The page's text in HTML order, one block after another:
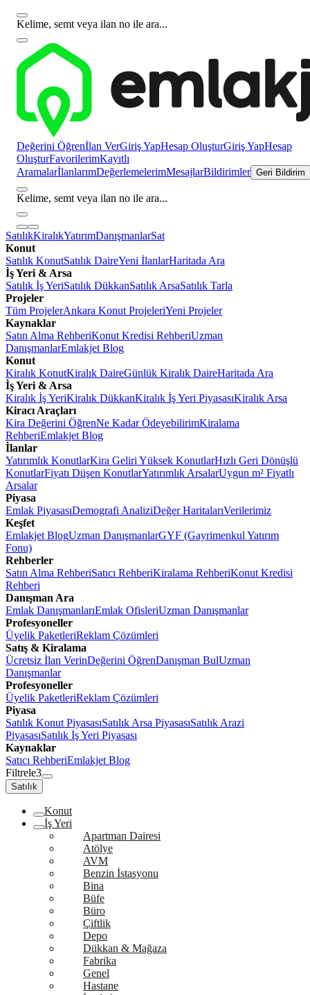
Kelime, semt veya ilan no ile ara...
Değerini Öğrenİlan VerGiriş YapHesap OluşturGiriş YapHesap
OluşturFavorilerimKayıtlı
AramalarİlanlarımDeğerlemelerimMesajlarBildirimler Geri Bildirim
Kelime, semt veya ilan no ile ara...
SatılıkKiralıkYatırımDanışmanlarSat
Konut
Satılık KonutSatılık DaireYeni İlanlarHaritada Ara
İş Yeri & Arsa
Satılık İş YeriSatılık DükkanSatılık ArsaSatılık Tarla
Projeler
Tüm ProjelerAnkara Konut ProjeleriYeni Projeler
Kaynaklar
Satın Alma RehberiKonut Kredisi RehberiUzman
DanışmanlarEmlakjet Blog
Konut
Kiralık KonutKiralık DaireGünlük Kiralık DaireHaritada Ara
İş Yeri & Arsa
Kiralık İş YeriKiralık DükkanKiralık İş Yeri PiyasasıKiralık Arsa
Kiracı Araçları
Kira Değerini ÖğrenNe Kadar ÖdeyebilirimKiralama
RehberiEmlakjet Blog
İlanlar
Yatırımlık KonutlarKira Geliri Yüksek KonutlarHızlı Geri Dönüşlü
KonutlarFiyatı Düşen KonutlarYatırımlık ArsalarUygun m² Fiyatlı
Arsalar
Piyasa
Emlak PiyasasıDemografi AnaliziDeğer HaritalarıVerilerimiz
Keşfet
Emlakjet BlogUzman DanışmanlarGYF (Gayrimenkul Yatırım
Fonu)
Rehberler
Satın Alma RehberiSatıcı RehberiKiralama RehberiKonut Kredisi
Rehberi
Danışman Ara
Emlak DanışmanlarıEmlak OfisleriUzman Danışmanlar
Profesyoneller
Üyelik PaketleriReklam Çözümleri
Satış & Kiralama
Ücretsiz İlan VerinDeğerini ÖğrenDanışman BulUzman
Danışmanlar
Profesyoneller
Üyelik PaketleriReklam Çözümleri
Piyasa
Satılık Konut PiyasasıSatılık Arsa PiyasasıSatılık Arazi
PiyasasıSatılık İş Yeri Piyasası
Kaynaklar
Satıcı RehberiEmlakjet Blog
Filtrele3
Satılık
Konut
İş Yeri
Apartman Dairesi
Atölye
AVM
Benzin İstasyonu
Bina
Büfe
Büro
Çiftlik
Depo
Dükkan & Mağaza
Fabrika
Genel
Hastane